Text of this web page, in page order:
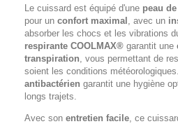
Le cuissard est équipé d'une peau
pour un confort maximal , avec un
absorber les chocs et les vibrations
respirante COOLMAX® garantit une
transpiration, vous permettant de
soient les conditions
antibactérien garantit une hygiène
longs trajets.
Avec son entretien facile, ce